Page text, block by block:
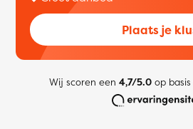
Plaats je
Wij scoren een 4,7/5.0op basis